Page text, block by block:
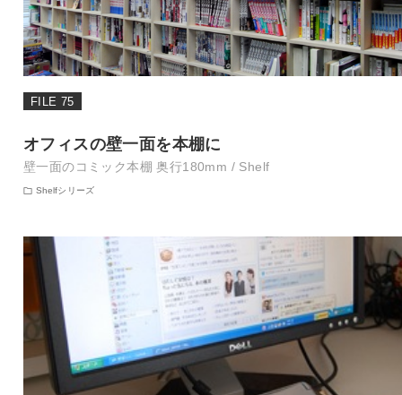
FILE 75
オフィスの壁一面を本棚に
壁一面のコミック本棚 奥行180mm / Shelf
Shelfシリーズ